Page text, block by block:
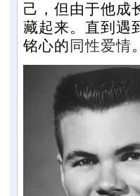
己，但由于他成
藏起来。直到遇
铭心的 同性爱情。